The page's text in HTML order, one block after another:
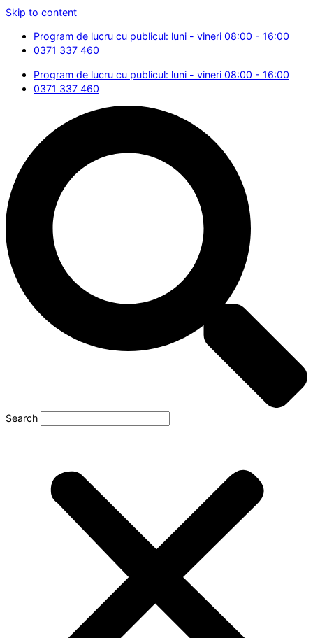
Skip to content
Program de lucru cu publicul: luni - vineri 08:00 - 16:00
0371 337 460
Program de lucru cu publicul: luni - vineri 08:00 - 16:00
0371 337 460
Search